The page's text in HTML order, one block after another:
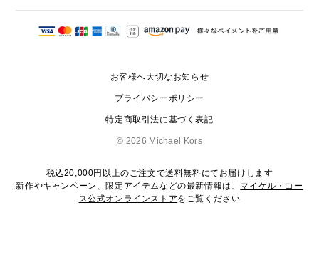
サンダル
スニーカー
▶ ウェア
サイズ交換はできますか？
会社概要
お客様へ大切なお知らせ
プライバシーポリシー
特定商取引法に基づく表記
© 2026 Michael Kors
税込20,000円以上のご注文で送料無料にてお届けします
新作やキャンペーン、限定アイテムなどの最新情報は、 マイケル・コー
ス公式オンラインストアをご覧ください